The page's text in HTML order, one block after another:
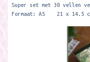
Super set met 30 vellen
Formaat: A5 21 x 14.5